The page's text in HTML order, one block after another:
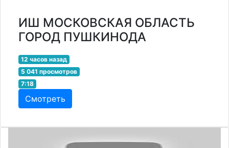
ИШ МОСКОВСКАЯ ОБЛАСТЬ
ГОРОД ПУШКИНОДА
12 часов назад
5 041 просмотров
7:18
Смотреть